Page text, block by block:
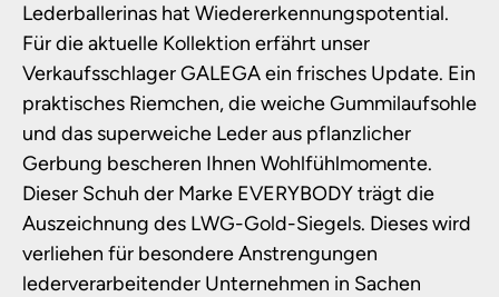
Lederballerinas hat Wiedererkennungspotential.
Für die aktuelle Kollektion erfährt unser
Verkaufsschlager GALEGA ein frisches Update. Ein
praktisches Riemchen, die weiche Gummilaufsohle
und das superweiche Leder aus pflanzlicher
Gerbung bescheren Ihnen Wohlfühlmomente.
Dieser Schuh der Marke EVERYBODY trägt die
Auszeichnung des LWG-Gold-Siegels. Dieses wird
verliehen für besondere Anstrengungen
lederverarbeitender Unternehmen in Sachen